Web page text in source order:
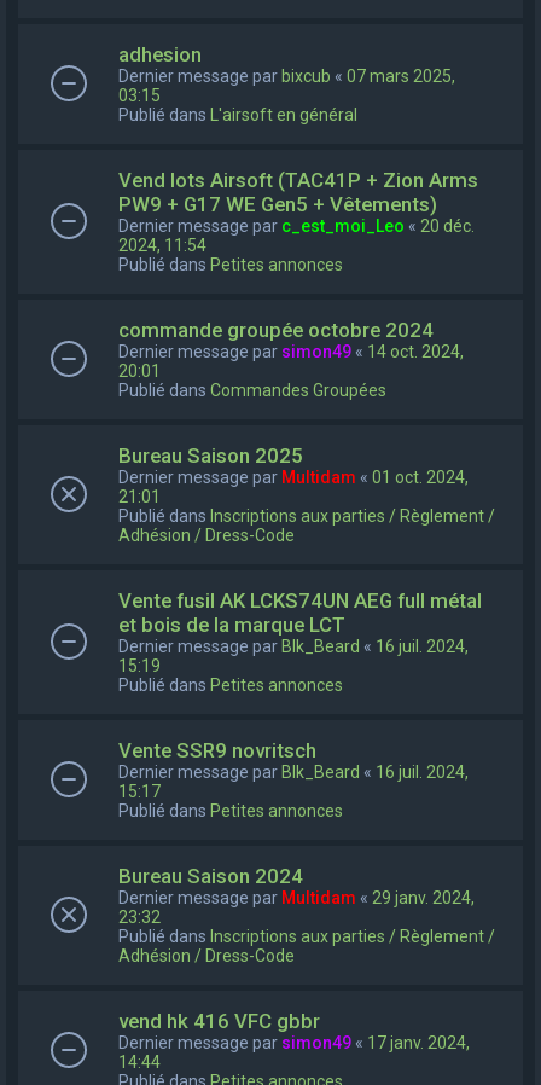
adhesion
Dernier message par bixcub « 07 mars 2025,
03:15
Publié dans
L'airsoft en général
Vend lots Airsoft (TAC41P + Zion Arms
PW9 + G17 WE Gen5 + Vêtements)
Dernier message par c_est_moi_Leo « 20 déc.
2024, 11:54
Publié dans Petites annonces
commande groupée octobre 2024
Dernier message par simon49 « 14 oct. 2024,
20:01
Publié dans Commandes Groupées
Bureau Saison 2025
Dernier message par Multidam « 01 oct. 2024,
21:01
Publié dans Inscriptions aux parties / Règlement /
Adhésion / Dress-Code
Vente fusil AK LCKS74UN AEG full métal
et bois de la marque LCT
Dernier message par Blk_Beard « 16 juil. 2024,
15:19
Publié dans Petites annonces
Vente SSR9 novritsch
Dernier message par Blk_Beard « 16 juil. 2024,
15:17
Publié dans Petites annonces
Bureau Saison 2024
Dernier message par Multidam « 29 janv. 2024,
23:32
Publié dans Inscriptions aux parties / Règlement /
Adhésion / Dress-Code
vend hk 416 VFC gbbr
Dernier message par simon49 « 17 janv. 2024,
14:44
Publié dans Petites annonces